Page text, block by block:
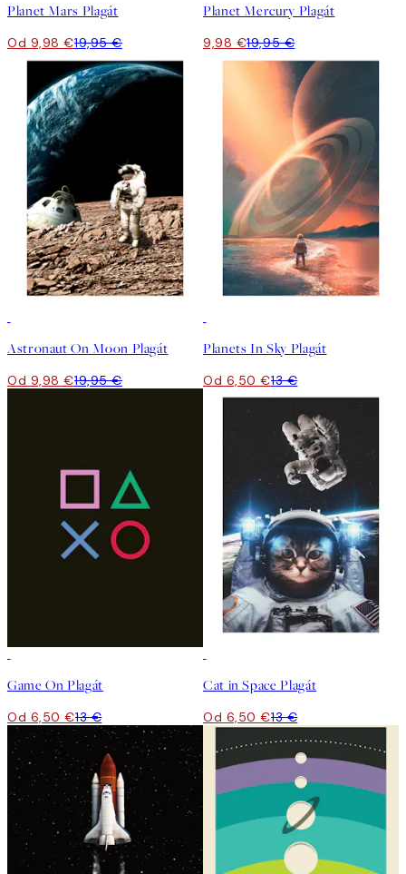
Planet Mars Plagát
Od 9,98 €19,95 €
Planet Mercury Plagát
9,98 €19,95 €
Astronaut On Moon Plagát
Od 9,98 €19,95 €
Planets In Sky Plagát
Od 6,50 €13 €
Game On Plagát
Od 6,50 €13 €
Cat in Space Plagát
Od 6,50 €13 €